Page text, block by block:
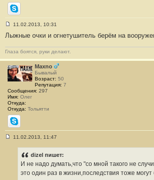
Skype
о
б
щ
е
н
и
е
3
6
11.02.2013, 10:31
Лыжные очки и огнетушитель берём на
Глаза боятся, руки делают.
Maxno
Бывалый
Возраст: 50
Репутация: 7
Сообщения: 297
Имя: Олег
Откуда:
Откуда: Тольятти
Skype
11.02.2013, 11:47
dizel пишет:
И не надо думать,что "со мной такого не
это один раз в жизни,последствия тоже